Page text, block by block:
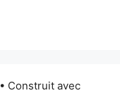
• Construit avec